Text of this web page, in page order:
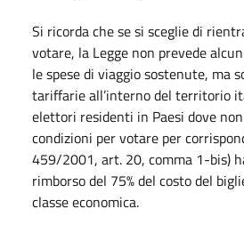
Si ricorda che se si sceglie di
votare, la Legge non prevede
le spese di viaggio sostenute, ma
tariffarie all’interno del territorio
elettori residenti in Paesi dove
condizioni per votare per
459/2001, art. 20, comma 1-bis)
rimborso del 75% del costo del
classe economica.